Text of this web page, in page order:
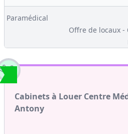
Paramédical
Offre de locaux -
Cabinets à Louer Centre
Antony